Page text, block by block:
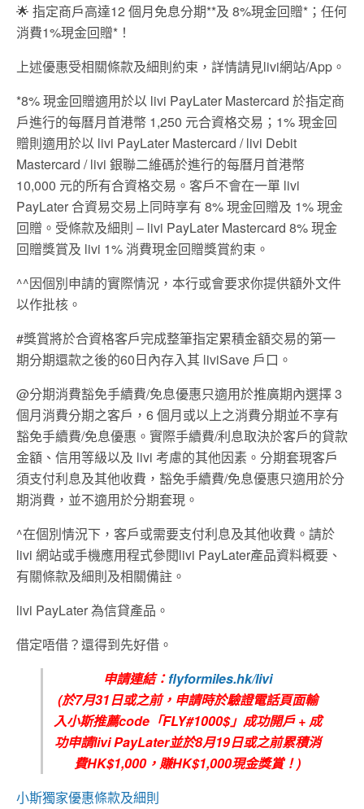
🌟 指定商戶高達12 個月免息分期**及 8%現金回贈*；任何
消費1%現金回贈*！
上述優惠受相關條款及細則約束，詳情請見livi網站/App。
*8% 現金回贈適用於以 livi PayLater Mastercard 於指定商
戶進行的每曆月首港幣 1,250 元合資格交易；1% 現金回
贈則適用於以 livi PayLater Mastercard / livi Debit
Mastercard / livi 銀聯二維碼於進行的每曆月首港幣
10,000 元的所有合資格交易。客戶不會在一單 livi
PayLater 合資易交易上同時享有 8% 現金回贈及 1% 現金
回贈。受條款及細則 – livi PayLater Mastercard 8% 現金
回贈獎賞及 livi 1% 消費現金回贈獎賞約束。
^^因個別申請的實際情況，本行或會要求你提供額外文件
以作批核。
#獎賞將於合資格客戶完成整筆指定累積金額交易的第一
期分期還款之後的60日內存入其 liviSave 戶口。
@分期消費豁免手續費/免息優惠只適用於推廣期內選擇 3
個月消費分期之客戶，6 個月或以上之消費分期並不享有
豁免手續費/免息優惠。實際手續費/利息取決於客戶的貸款
金額、信用等級以及 livi 考慮的其他因素。分期套現客戶
須支付利息及其他收費，豁免手續費/免息優惠只適用於分
期消費，並不適用於分期套現。
^在個別情況下，客戶或需要支付利息及其他收費。請於
livi 網站或手機應用程式參閱livi PayLater產品資料概要、
有關條款及細則及相關備註。
livi PayLater 為信貸產品。
借定唔借？還得到先好借。
申請連結：flyformiles.hk/livi
(於7月31日或之前，申請時於驗證電話頁面輸
入小斯推薦code「FLY#1000$」成功開戶+成
功申請livi PayLater並於8月19日或之前累積消
費HK$1,000，賺HK$1,000現金獎賞！)
小斯獨家優惠條款及細則